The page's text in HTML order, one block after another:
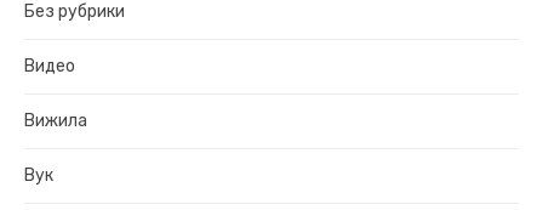
Без рубрики
Видео
Вижила
Вук